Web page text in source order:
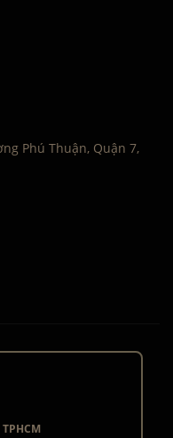
Phú Thuận, Quận 7,